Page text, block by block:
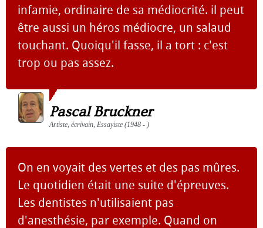
infamie, ordinaire de sa médiocrité. il peut
être aussi un héros médiocre, un salaud
touchant. Quoiqu'il fasse, il a tort : c'est
trop ou pas assez.
Pascal Bruckner
Artiste, écrivain, Essayiste (1948 - )
On en voyait des vertes et des pas mûres.
Le quotidien était une suite d'épreuves.
Les dentistes n'utilisaient pas
d'anesthésie, par exemple. Quand on